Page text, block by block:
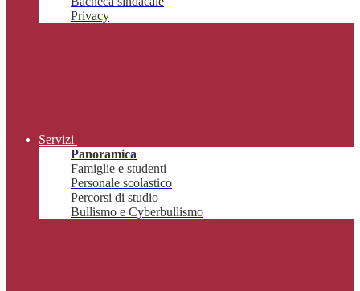
Privacy
Servizi
Panoramica
Famiglie e studenti
Personale scolastico
Percorsi di studio
Bullismo e Cyberbullismo